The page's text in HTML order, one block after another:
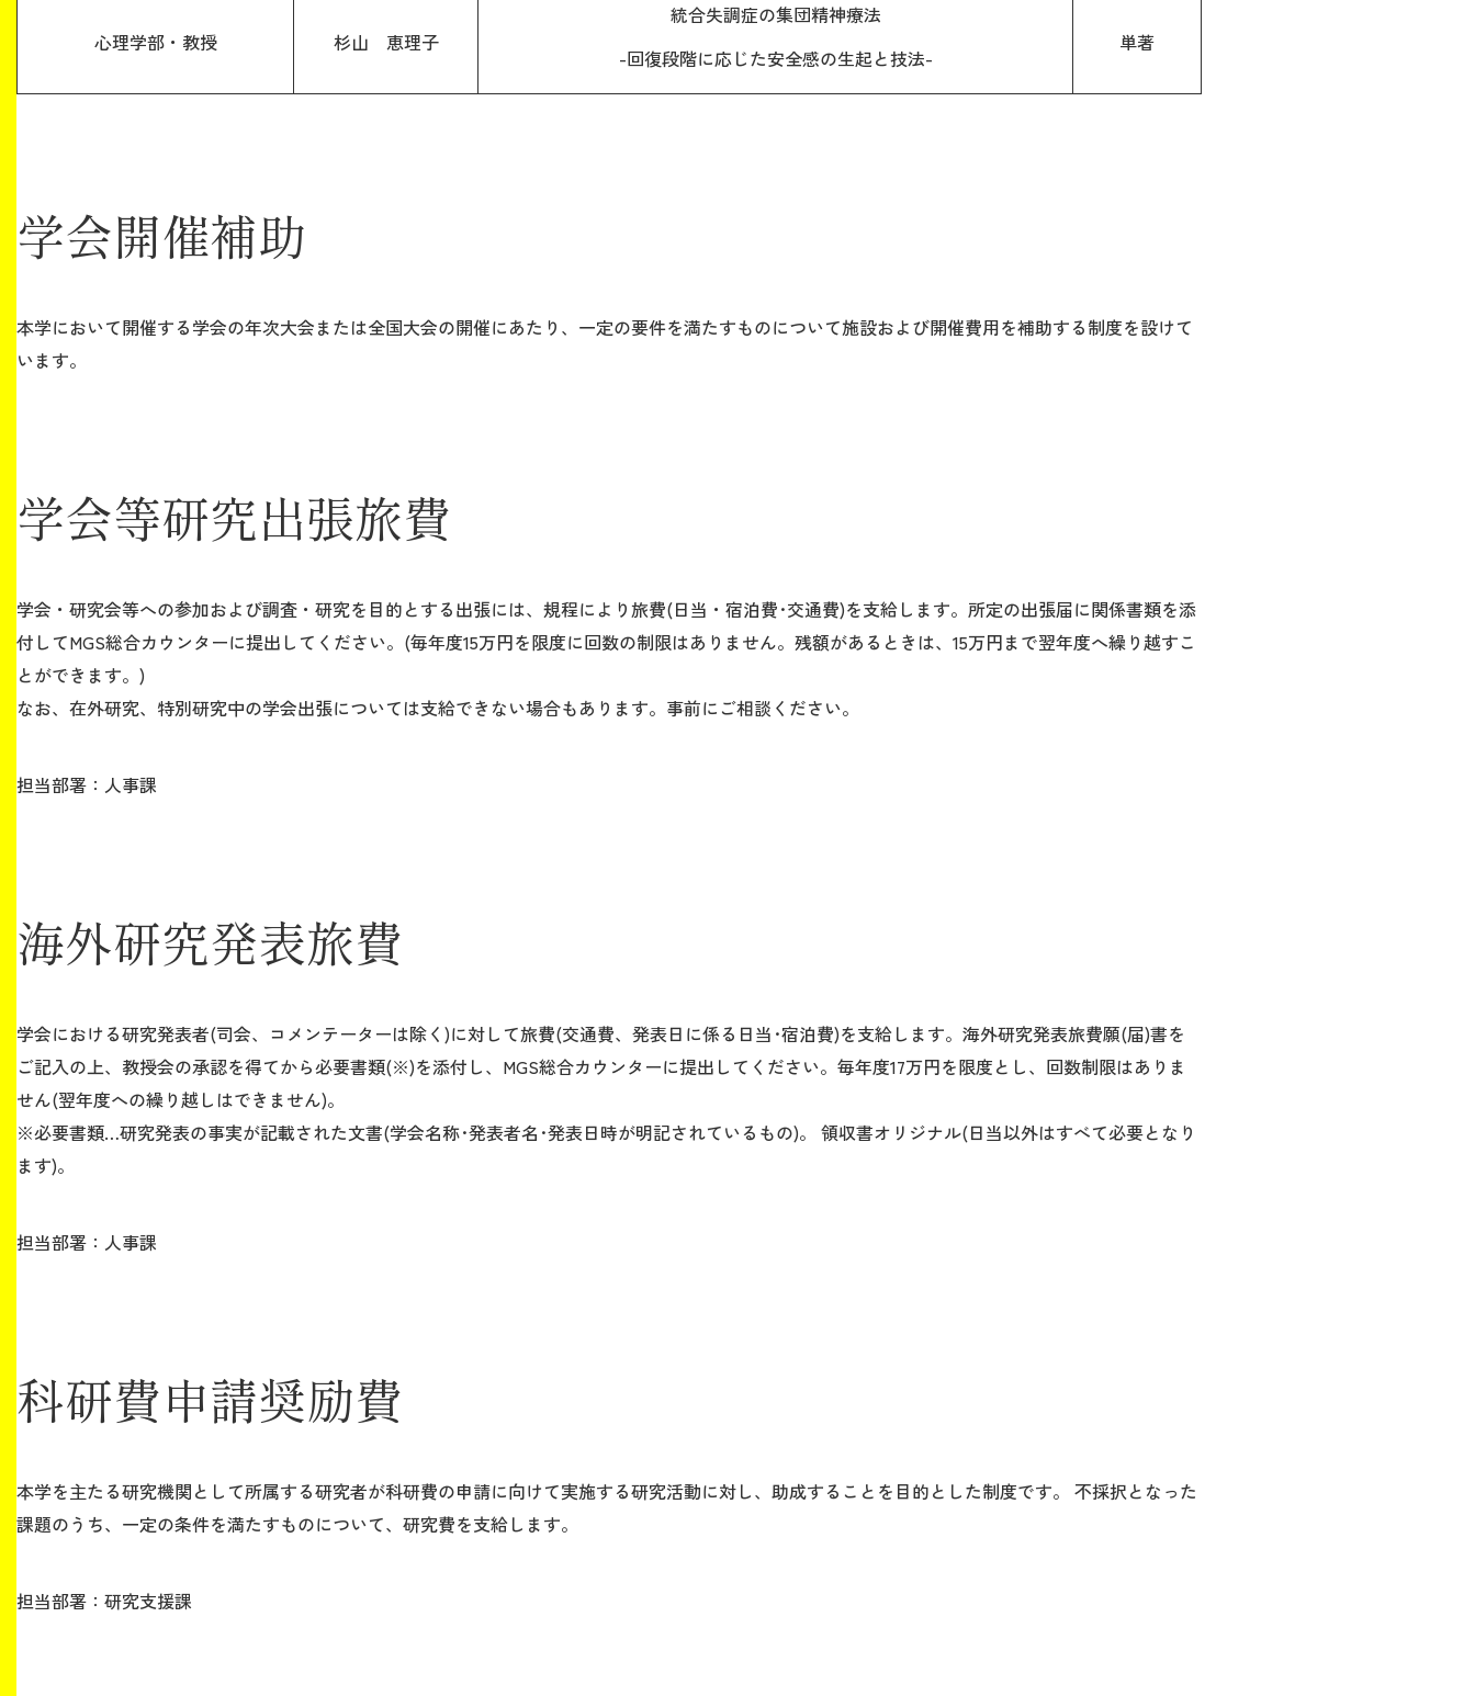
心理学部・教授 杉山 恵理子
統合失調症の集団精神療法
-回復段階に応じた安全感の生起と技法-
単著
学会開催補助
本学において開催する学会の年次大会または全国大会の開催にあたり、一定の要件を満たすものについて施設および開催費用を補助する制度を設けて
います。
学会等研究出張旅費
学会・研究会等への参加および調査・研究を目的とする出張には、規程により旅費(日当・宿泊費･交通費)を支給します。所定の出張届に関係書類を添
付してMGS総合カウンターに提出してください。(毎年度15万円を限度に回数の制限はありません。残額があるときは、15万円まで翌年度へ繰り越すこ
とができます。)
なお、在外研究、特別研究中の学会出張については支給できない場合もあります。事前にご相談ください。
担当部署：人事課
海外研究発表旅費
学会における研究発表者(司会、コメンテーターは除く)に対して旅費(交通費、発表日に係る日当･宿泊費)を支給します。海外研究発表旅費願(届)書を
ご記入の上、教授会の承認を得てから必要書類(※)を添付し、MGS総合カウンターに提出してください。毎年度17万円を限度とし、回数制限はありま
せん(翌年度への繰り越しはできません)。
※必要書類…研究発表の事実が記載された文書(学会名称･発表者名･発表日時が明記されているもの)。 領収書オリジナル(日当以外はすべて必要となり
ます)。
担当部署：人事課
科研費申請奨励費
本学を主たる研究機関として所属する研究者が科研費の申請に向けて実施する研究活動に対し、助成することを目的とした制度です。 不採択となった
課題のうち、一定の条件を満たすものについて、研究費を支給します。
担当部署：研究支援課